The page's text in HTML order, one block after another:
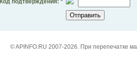
© APINFO.RU 2007-2026. При перепечатке